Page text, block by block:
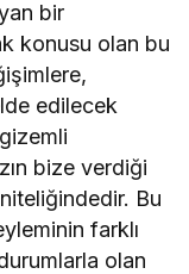
bir
konusu olan bu
edilecek
bize verdiği
Bu
farklı
olan